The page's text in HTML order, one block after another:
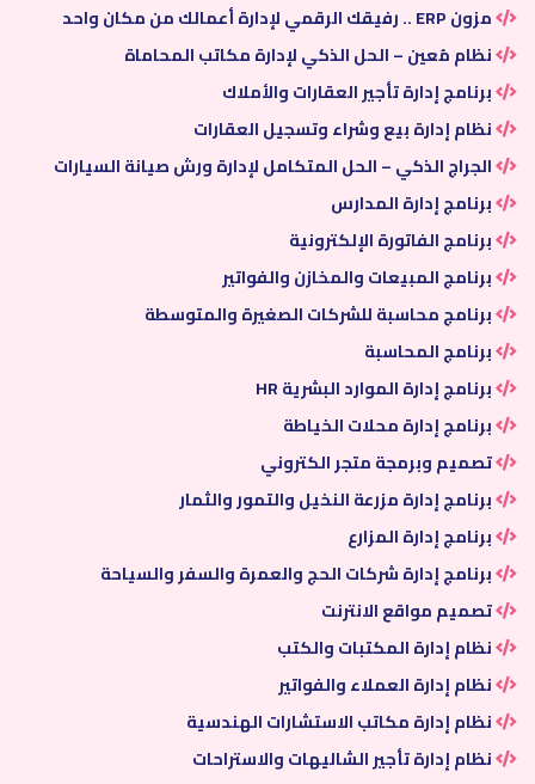
مزون ERP .. رفيقك الرقمي لإدارة أعمالك من مكان واحد
نظام مُعين – الحل الذكي لإدارة مكاتب المحاماة
برنامج إدارة تأجير العقارات والأملاك
نظام إدارة بيع وشراء وتسجيل العقارات
الجراج الذكي – الحل المتكامل لإدارة ورش صيانة السيارات
برنامج إدارة المدارس
برنامج الفاتورة الإلكترونية
برنامج المبيعات والمخازن والفواتير
برنامج محاسبة للشركات الصغيرة والمتوسطة
برنامج المحاسبة
برنامج إدارة الموارد البشرية HR
برنامج إدارة محلات الخياطة
تصميم وبرمجة متجر الكتروني
برنامج إدارة مزرعة النخيل والتمور والثمار
برنامج إدارة المزارع
برنامج إدارة شركات الحج والعمرة والسفر والسياحة
تصميم مواقع الانترنت
نظام إدارة المكتبات والكتب
نظام إدارة العملاء والفواتير
نظام إدارة مكاتب الاستشارات الهندسية
نظام إدارة تأجير الشاليهات والاستراحات